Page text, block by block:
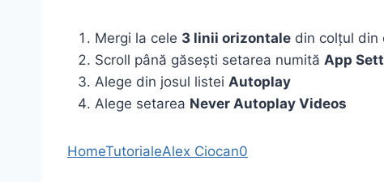
Mergi la cele 3 linii orizontale din colțul din
Scroll până găsești setarea numită App
Alege din josul listei Autoplay
Alege setarea Never Autoplay Videos
HomeTutorialeAlex Ciocan0